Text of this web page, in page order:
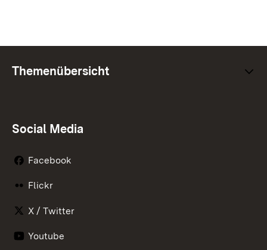
Themenübersicht
Social Media
Facebook
Flickr
X / Twitter
Youtube